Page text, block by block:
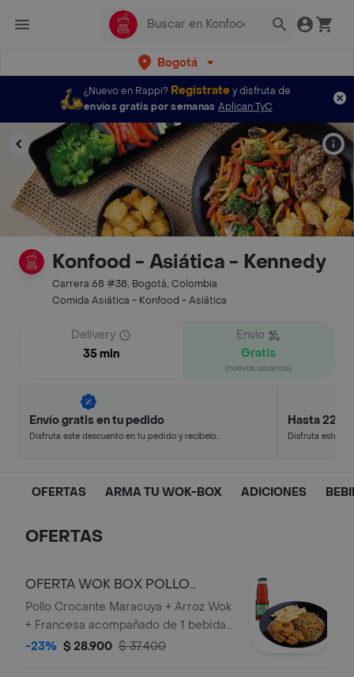
Bogotá
¿Nuevo en Rappi? Regístratey disfruta de
envíos gratis por semanas Aplican TyC
Konfood - Asiática - Kennedy
Carrera 68 #38, Bogotá, Colombia
Comida Asiática - Konfood - Asiática
Delivery
35 min
Envío
Gratis
(nuevos usuarios)
Envío gratis en tu pedido
Disfruta este descuento en tu pedido y recíbelo
Hasta 22%
Disfruta este
OFERTAS ARMA TU WOK-BOX ADICIONES
OFERTAS
OFERTA WOK BOX POLLO
CROCANTE MARACUYA
Pollo Crocante Maracuya + Arroz Wok
+ Francesa acompañado de 1 bebida
personal en botella.
-23% $ 28.900 $ 37.400